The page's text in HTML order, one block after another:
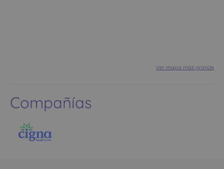
Ver mapa más grande
Compañías